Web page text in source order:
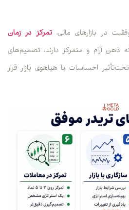
در بازارهای مالی،تمرکز در زمان
ذهن آرام و متمرکز دارند، تصمیم‌های
احساسات یا هیاهوی بازار قرار